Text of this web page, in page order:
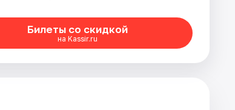
Билеты со скидкой
на Kassir.ru